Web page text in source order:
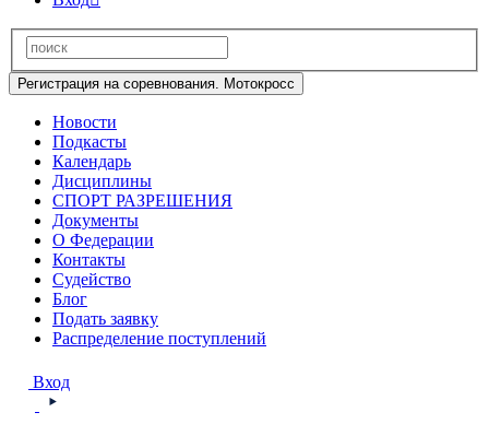
Регистрация на соревнования. Мотокросс
Новости
Подкасты
Календарь
Дисциплины
СПОРТ РАЗРЕШЕНИЯ
Документы
О Федерации
Контакты
Судейство
Блог
Подать заявку
Распределение поступлений
Вход